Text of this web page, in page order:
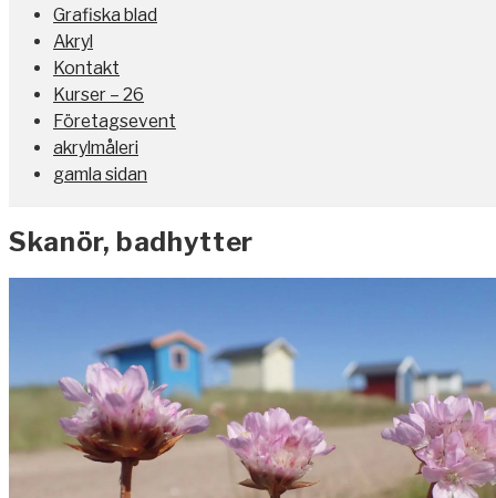
Grafiska blad
Akryl
Kontakt
Kurser – 26
Företagsevent
akrylmåleri
gamla sidan
Skanör, badhytter